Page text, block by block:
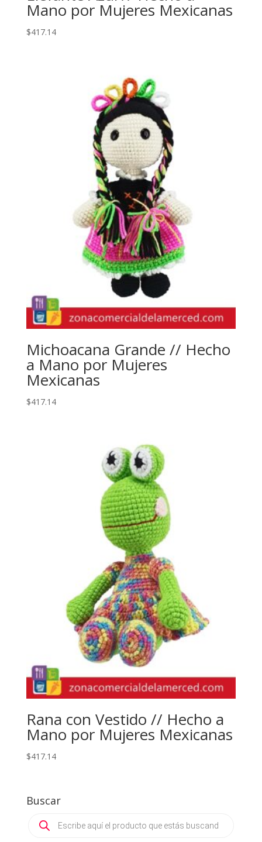
Mano por Mujeres Mexicanas
$417.14
Michoacana Grande // Hecho
a Mano por Mujeres
Mexicanas
$417.14
Rana con Vestido // Hecho a
Mano por Mujeres Mexicanas
$417.14
Buscar
search